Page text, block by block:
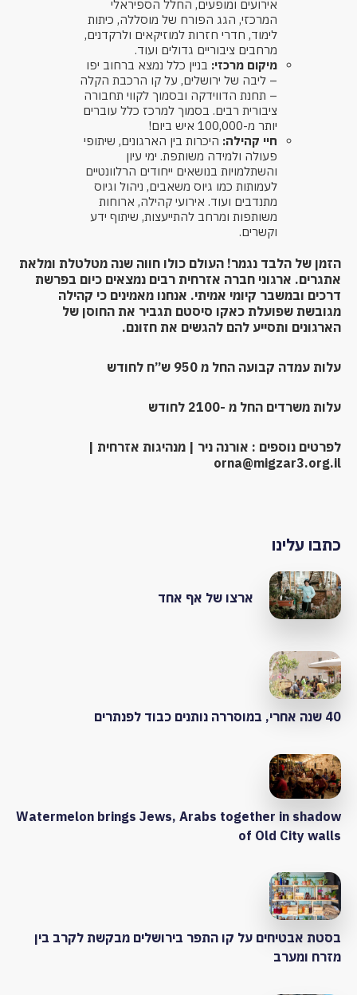
אירועים ומופעים, החלל הספיראלי
המרכזי, הגג הפורח של מוסללה, כיתות
לימוד, חדרי חזרות למוזיקאים ולרקדנים,
מרחבים ציבוריים גדולים ועוד.
מיקום מרכזי: בניין כלל נמצא ברחוב יפו
– ליבה של ירושלים, על קו הרכבת הקלה
– תחנת הדווידקה ובסמוך לקווי תחבורה
ציבורית רבים. בסמוך למרכז כלל עוברים
יותר מ-100,000 איש ביום!
חיי קהילה: היכרות בין הארגונים, שיתופי
פעולה ולמידה משותפת. ימי עיון
והשתלמויות בנושאים ייחודים הרלוונטיים
לעמותות כמו גיוס משאבים, ניהול וגיוס
מתנדבים ועוד. אירועי קהילה, ארוחות
משותפות ומרחב להתייעצות, שיתוף ידע
וקשרים.
הזמן של הלבד נגמר! העולם כולו חווה שנה מטלטלת ומלאת
אתגרים. ארגוני חברה אזרחית רבים נמצאים כיום בפרשת
דרכים ובמשבר קיומי אמיתי. אנחנו מאמינים כי קהילה
מגובשת שפועלת כאקו סיסטם תגביר את החוסן של
הארגונים ותסייע להם להגשים את חזונם.
עלות עמדה קבועה החל מ 950 ש”ח לחודש
עלות משרדים החל מ -2100 לחודש
לפרטים נוספים : אורנה ניר | מנהיגות אזרחית |
orna@migzar3.org.il
כתבו עלינו
ארצו של אף אחד
40 שנה אחרי, במוסררה נותנים כבוד לפנתרים
Watermelon brings Jews, Arabs together in shadow
of Old City walls
בסטת אבטיחים על קו התפר בירושלים מבקשת לקרב בין
מזרח ומערב